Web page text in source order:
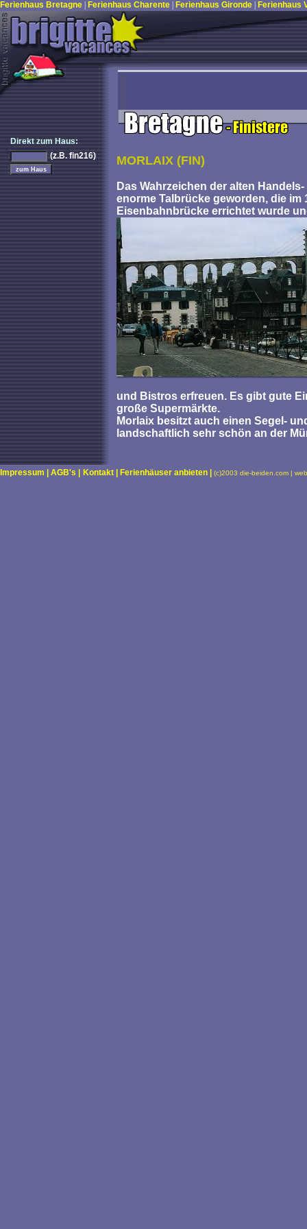
Ferienhaus Bretagne Ferienhaus Charente Ferienhaus Gironde Ferienhaus
Direkt zum Haus:
(z.B. fin216)
MORLAIX (FIN)
Das Wahrzeichen der alten
enorme Talbrücke geworden, die im
Eisenbahnbrücke errichtet wurde
und Bistros erfreuen. Es gibt gute
große Supermärkte.
Morlaix besitzt auch einen Segel-
landschaftlich sehr schön an der
Impressum | AGB's | Kontakt | Ferienhäuser anbieten | (c)2003 die-beiden.com |